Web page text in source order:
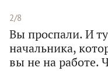
2/8
Вы проспали. И
начальника,
вы не на работе.